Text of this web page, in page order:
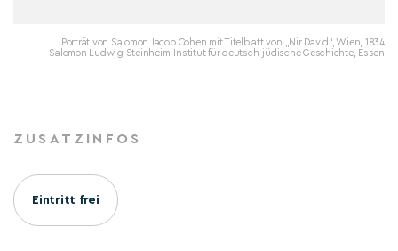
Porträt von Salomon Jacob Cohen mit Titelblatt von „Nir David“, Wien, 1834
Salomon Ludwig Steinheim-Institut für deutsch-jüdische Geschichte, Essen
ZUSATZINFOS
Eintritt frei